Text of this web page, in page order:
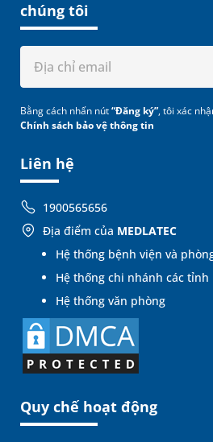
Liên hệ
1900565656
Địa điểm của MEDLATEC
Hệ thống bệnh viện và
Hệ thống chi nhánh các tỉnh
Hệ thống văn phòng
Quy chế hoạt động
chúng tôi
Bằng cách nhấn nút“Đăng ký”, tôi xác
Chính sách bảo vệ thông tin